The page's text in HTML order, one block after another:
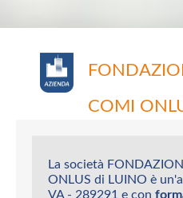
COMI
La società
ONLUS di LUINO è
VA - 289291 e con